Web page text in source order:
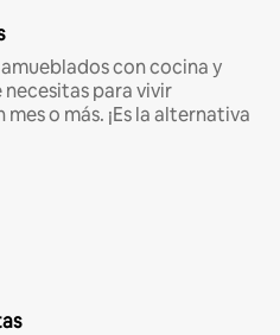
con cocina y
para vivir
o más. ¡Es la alternativa